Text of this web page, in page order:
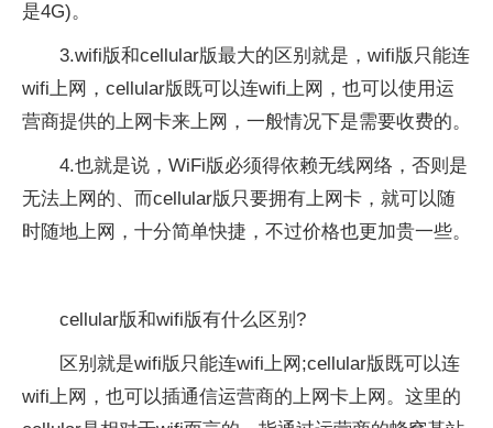
是4G)。
3.wifi版和cellular版最大的区别就是，wifi版只能连
wifi上网，cellular版既可以连wifi上网，也可以使用运
营商提供的上网卡来上网，一般情况下是需要收费的。
4.也就是说，WiFi版必须得依赖无线网络，否则是
无法上网的、而cellular版只要拥有上网卡，就可以随
时随地上网，十分简单快捷，不过价格也更加贵一些。
cellular版和wifi版有什么区别?
区别就是wifi版只能连wifi上网;cellular版既可以连
wifi上网，也可以插通信运营商的上网卡上网。这里的